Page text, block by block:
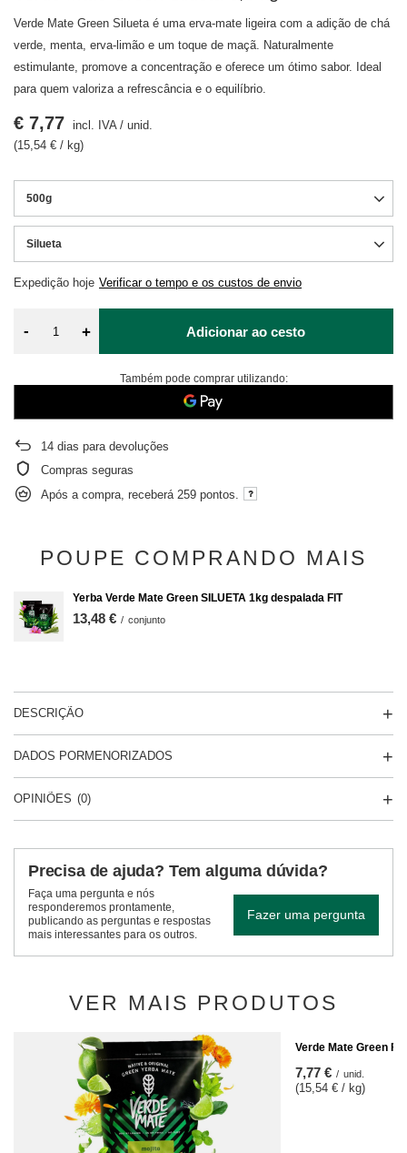
Verde Mate Green Silueta é uma erva-mate ligeira com a adição de chá
verde, menta, erva-limão e um toque de maçã. Naturalmente
estimulante, promove a concentração e oferece um ótimo sabor. Ideal
para quem valoriza a refrescância e o equilíbrio.
500g
Silueta
Expedição hoje Verificar o tempo e os custos de envio
€ 7,77 incl. IVA/ unid.
(15,54 € / kg)
- + Adicionar ao cesto
Também pode comprar utilizando:
14 dias para devoluções
Compras seguras
Após a compra, receberá 259 pontos.
POUPE COMPRANDO MAIS
Yerba Verde Mate Green SILUETA 1kg despalada FIT
13,48 € / conjunto
DESCRIÇÃO
DADOS PORMENORIZADOS
OPINIÕES (0)
Precisa de ajuda? Tem alguma dúvida?
Faça uma pergunta e nós
responderemos prontamente,
publicando as perguntas e respostas
mais interessantes para os outros.
Fazer uma pergunta
VER MAIS PRODUTOS
Verde Mate Green
7,77 € / unid.
(15,54 € / kg)